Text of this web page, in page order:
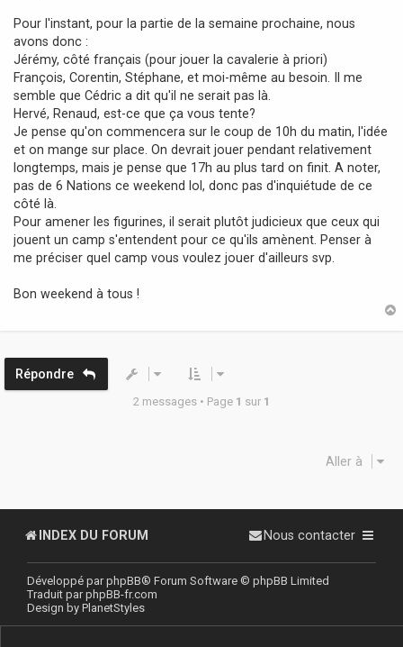
g
e
Pour l'instant, pour la partie de la semaine prochaine, nous
avons donc :
Jérémy, côté français (pour jouer la cavalerie à priori)
François, Corentin, Stéphane, et moi-même au besoin. Il me
semble que Cédric a dit qu'il ne serait pas là.
Hervé, Renaud, est-ce que ça vous tente?
Je pense qu'on commencera sur le coup de 10h du matin, l'idée
et on mange sur place. On devrait jouer pendant relativement
longtemps, mais je pense que 17h au plus tard on finit. A noter,
pas de 6 Nations ce weekend lol, donc pas d'inquiétude de ce
côté là.
Pour amener les figurines, il serait plutôt judicieux que ceux qui
jouent un camp s'entendent pour ce qu'ils amènent. Penser à
me préciser quel camp vous voulez jouer d'ailleurs svp.
Bon weekend à tous !
Répondre
2 messages • Page 1 sur 1
Aller à
INDEX DU FORUM Nous contacter
Développé parphpBB® Forum Software © phpBB Limited
Traduit parphpBB-fr.com
Design by PlanetStyles